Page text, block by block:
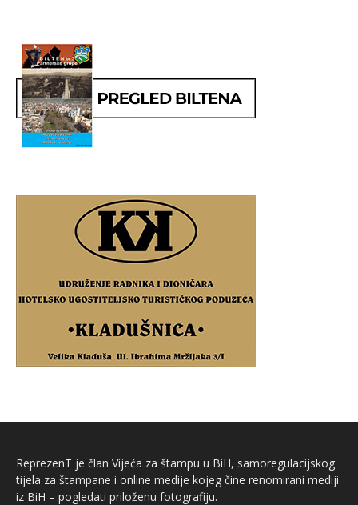
ReprezenT je član Vijeća za štampu u BiH, samoregulacijskog
tijela za štampane i online medije kojeg čine renomirani mediji
iz BiH – pogledati priloženu fotografiju.